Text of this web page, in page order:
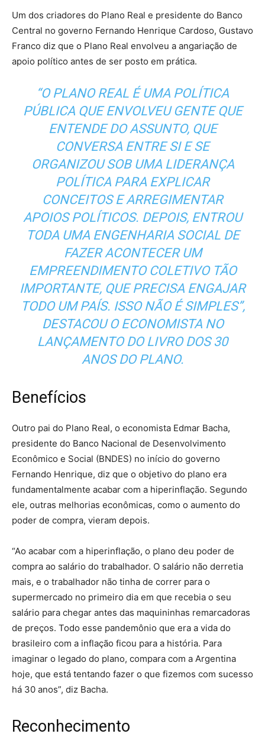
Um dos criadores do Plano Real e presidente do Banco
Central no governo Fernando Henrique Cardoso, Gustavo
Franco diz que o Plano Real envolveu a angariação de
apoio político antes de ser posto em prática.
“O PLANO REAL É UMA POLÍTICA
PÚBLICA QUE ENVOLVEU GENTE QUE
ENTENDE DO ASSUNTO, QUE
CONVERSA ENTRE SI E SE
ORGANIZOU SOB UMA LIDERANÇA
POLÍTICA PARA EXPLICAR
CONCEITOS E ARREGIMENTAR
APOIOS POLÍTICOS. DEPOIS, ENTROU
TODA UMA ENGENHARIA SOCIAL DE
FAZER ACONTECER UM
EMPREENDIMENTO COLETIVO TÃO
IMPORTANTE, QUE PRECISA ENGAJAR
TODO UM PAÍS. ISSO NÃO É SIMPLES”,
DESTACOU O ECONOMISTA NO
LANÇAMENTO DO LIVRO DOS 30
ANOS DO PLANO.
Benefícios
Outro pai do Plano Real, o economista Edmar Bacha,
presidente do Banco Nacional de Desenvolvimento
Econômico e Social (BNDES) no início do governo
Fernando Henrique, diz que o objetivo do plano era
fundamentalmente acabar com a hiperinflação. Segundo
ele, outras melhorias econômicas, como o aumento do
poder de compra, vieram depois.
“Ao acabar com a hiperinflação, o plano deu poder de
compra ao salário do trabalhador. O salário não derretia
mais, e o trabalhador não tinha de correr para o
supermercado no primeiro dia em que recebia o seu
salário para chegar antes das maquininhas remarcadoras
de preços. Todo esse pandemônio que era a vida do
brasileiro com a inflação ficou para a história. Para
imaginar o legado do plano, compara com a Argentina
hoje, que está tentando fazer o que fizemos com sucesso
há 30 anos”, diz Bacha.
Reconhecimento